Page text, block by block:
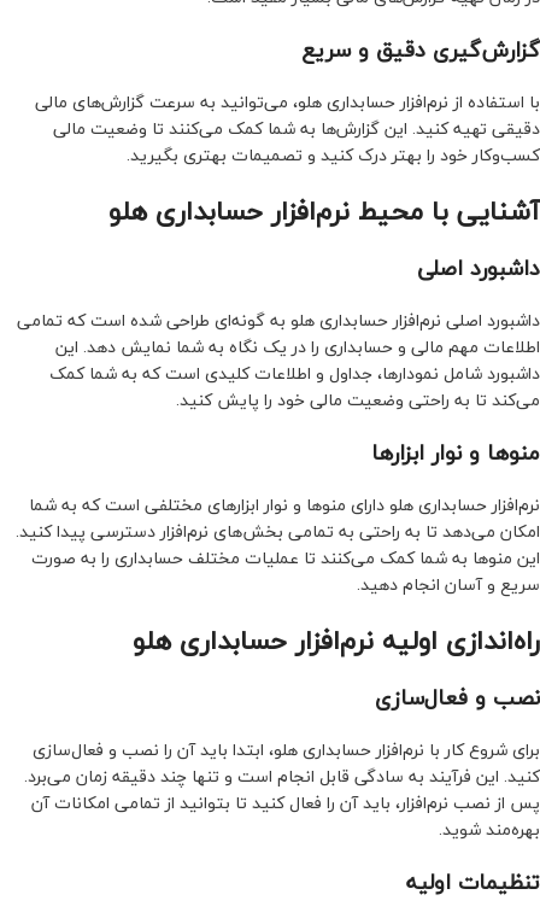
گزارش‌گیری دقیق و سریع
با استفاده از نرم‌افزار حسابداری هلو، می‌توانید به سرعت گزارش‌های مالی
دقیقی تهیه کنید. این گزارش‌ها به شما کمک می‌کنند تا وضعیت مالی
کسب‌وکار خود را بهتر درک کنید و تصمیمات بهتری بگیرید.
آشنایی با محیط نرم‌افزار حسابداری هلو
داشبورد اصلی
داشبورد اصلی نرم‌افزار حسابداری هلو به گونه‌ای طراحی شده است که تمامی
اطلاعات مهم مالی و حسابداری را در یک نگاه به شما نمایش دهد. این
داشبورد شامل نمودارها، جداول و اطلاعات کلیدی است که به شما کمک
می‌کند تا به راحتی وضعیت مالی خود را پایش کنید.
منوها و نوار ابزارها
نرم‌افزار حسابداری هلو دارای منوها و نوار ابزارهای مختلفی است که به شما
امکان می‌دهد تا به راحتی به تمامی بخش‌های نرم‌افزار دسترسی پیدا کنید.
این منوها به شما کمک می‌کنند تا عملیات مختلف حسابداری را به صورت
سریع و آسان انجام دهید.
راه‌اندازی اولیه نرم‌افزار حسابداری هلو
نصب و فعال‌سازی
برای شروع کار با نرم‌افزار حسابداری هلو، ابتدا باید آن را نصب و فعال‌سازی
کنید. این فرآیند به سادگی قابل انجام است و تنها چند دقیقه زمان می‌برد.
پس از نصب نرم‌افزار، باید آن را فعال کنید تا بتوانید از تمامی امکانات آن
بهره‌مند شوید.
تنظیمات اولیه